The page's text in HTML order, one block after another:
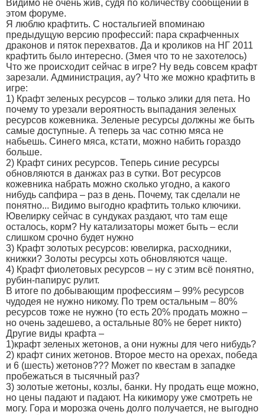
Видимо не очень жив, судя по количеству сообщений в
этом форуме.
Я люблю крафтить. С ностальгией впоминаю
предыдущую версию профессий: пара скрафченных
драконов и пяток перехватов. Да и кроликов на НГ 2011
крафтить было интересно. (Змея что то не захотелось)
Что же происходит сейчас в игре? Ну ведь совсем крафт
зарезали. Администрация, ау? Что же можно крафтить в
игре:
1) Крафт зеленых ресурсов – только элики для пета. Но
почему то урезали вероятность выпадания зеленых
ресурсов кожевника. Зеленые ресурсы должны же быть
самые доступные. А теперь за час сотню мяса не
набьешь. Синего мяса, кстати, можно набить гораздо
больше.
2) Крафт синих ресурсов. Теперь синие ресурсы
обновляются в данжах раз в сутки. Вот ресурсов
кожевника набрать можно сколько угодно, а какого
нибудь сапфира – раз в день. Почему, так сделали не
понятно... Видимо выгодно крафтить только ключики.
Ювелирку сейчас в сундуках раздают, что там еще
осталось, корм? Ну катализаторы может быть – если
слишком срочно будет нужно
3) Крафт золотых ресурсов: ювелирка, расходники,
книжки? Золоты ресурсы хоть обновляются чаще.
4) Крафт фиолетовых ресурсов – ну с этим всё понятно,
рубин-папирус рулит.
В итоге по добывающим профессиям – 99% ресурсов
чудодея не нужно никому. По трем остальным – 80%
ресурсов тоже не нужно (то есть 20% продать можно –
но очень задешево, а остальные 80% не берет никто)
Другие виды крафта –
1)крафт зеленых жетонов, а они нужны для чего нибудь?
2) крафт синих жетонов. Второе место на орехах, победа
и 6 (шесть) жетонов??? Может по квестам в западке
пробежаться в тысячный раз?
3) золотые жетоны, козлы, банки. Ну продать еще можно,
но цены падают и падают. На кикимору уже смотреть не
могу. Гора и морозка очень долго получается, не выгодно